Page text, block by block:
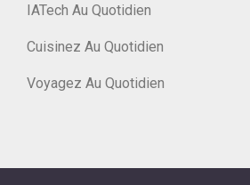
IATech Au Quotidien
Cuisinez Au Quotidien
Voyagez Au Quotidien